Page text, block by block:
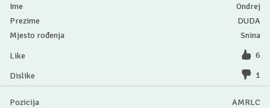
Ondrej
DUDA
Snina
6
1
AMRLC